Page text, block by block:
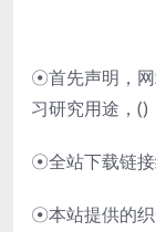
☉首先声明，
习研究用途，()
☉全站下载链接
☉本站提供的